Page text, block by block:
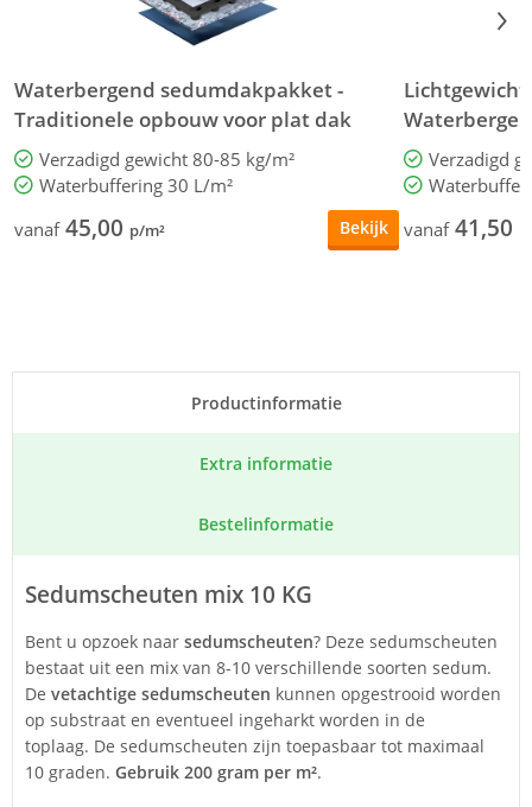
Waterbergend sedumdakpakket -
Traditionele opbouw voor plat dak
Verzadigd gewicht 80-85 kg/m²
Waterbuffering 30 L/m²
vanaf 45,00 p/m² Bekijk
Verzadigd
vanaf 41,50
Product­informatie
Extra informatie
Bestel­informatie
Sedumscheuten mix 10 KG
Bent u opzoek naar sedumscheuten? Deze sedumscheuten
bestaat uit een mix van 8-10 verschillende soorten sedum.
De vetachtige sedumscheuten kunnen opgestrooid worden
op substraat en eventueel ingeharkt worden in de
toplaag. De sedumscheuten zijn toepasbaar tot maximaal
10 graden. Gebruik 200 gram per m².